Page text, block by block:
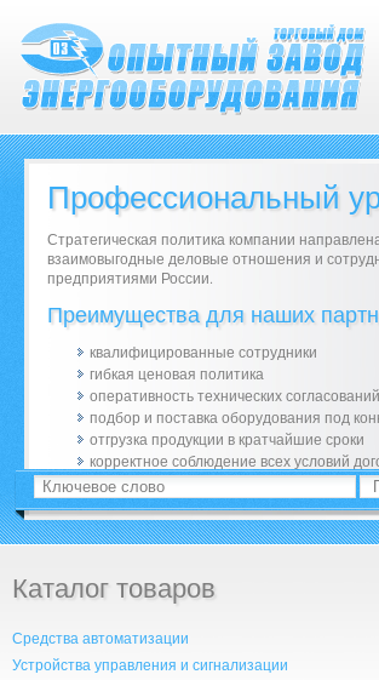
Профессиональный
Стратегическая политика компании
взаимовыгодные деловые отношения и
предприятиями России.
Преимущества для наших
квалифицированные сотрудники
гибкая ценовая политика
оперативность технических согласований
подбор и поставка оборудования под
отгрузка продукции в кратчайшие сроки
корректное соблюдение всех условий
Каталог товаров
Средства автоматизации
Устройства управления и сигнализации